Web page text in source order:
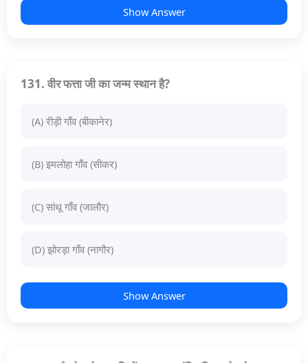
Show Answer
131. वीर फत्ता जी का जन्म स्थान है?
(A) रीड़ी गाँव (बीकानेर)
(B) इमलोहा गाँव (सीकर)
(C) सांथू गाँव (जालौर)
(D) झोरड़ा गाँव (नागौर)
Show Answer